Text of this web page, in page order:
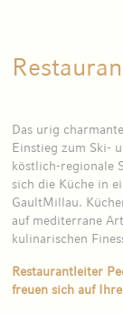
Das urig
Einstieg zum Ski-
köstlich-regionale
sich die Küche in
GaultMillau.
auf mediterrane
kulinarischen
Restaurantleiter
freuen sich auf